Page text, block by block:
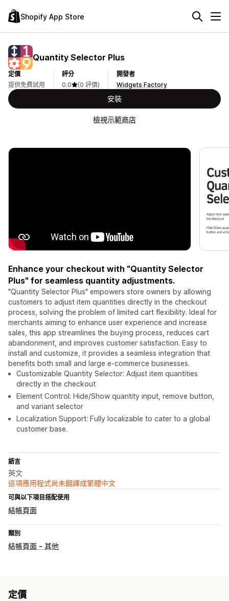
Shopify App Store
Quantity Selector Plus
定價
提供免費試用
評分
0.0
(0 評價)
開發者
Widgets Factory
安裝
檢視示範商店
Enhance your checkout with "Quantity Selector
Plus" for seamless quantity adjustments.
"Quantity Selector Plus" empowers store owners by allowing
customers to adjust item quantities directly in the checkout
process, solving the problem of limited cart flexibility. Ideal for
merchants aiming to enhance user experience and increase
sales, this app streamlines the buying process, reduces cart
abandonment, and improves customer satisfaction. Easy to
install and customize, it provides a seamless integration that
benefits both small and large e-commerce businesses.
Customizable Quantity Selector: Adjust item quantities
directly in the checkout
Element Control: Hide/Show quantity input, remove button,
and variant selector
Localization Support: Fully localizable to cater to a global
customer base.
語言
英文
這項應用程式尚未翻譯成繁體中文
可與以下項目搭配使用
結帳頁面
類別
結帳頁面 - 其他
定價